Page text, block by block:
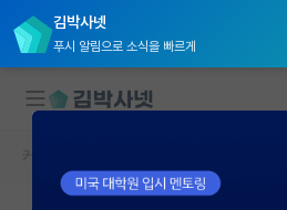
김박사넷
푸시 알림으로 소식을 빠르게
대학원생 모집
커뮤니티 홈